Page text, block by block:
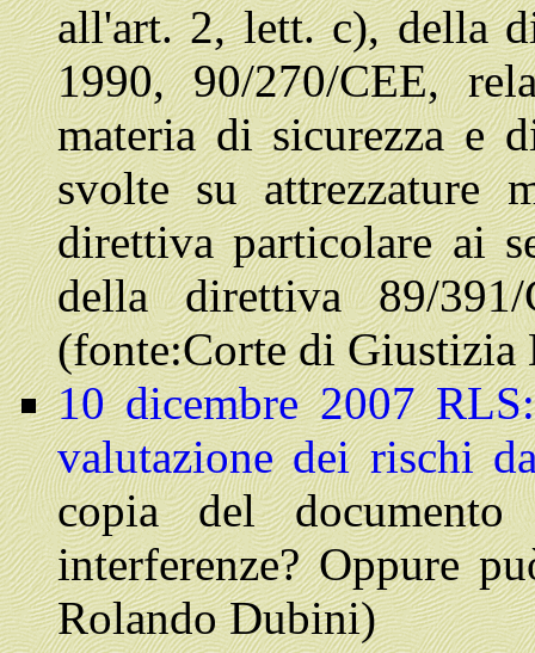
all'art. 2, lett. c), della
1990, 90/270/CEE,
materia di sicurezza e
svolte su attrezzature
direttiva particolare ai
della direttiva 89/
(fonte:Corte di Giustizia
10 dicembre 2007
valutazione dei rischi
copia del
interferenze? Oppure
Rolando Dubini)